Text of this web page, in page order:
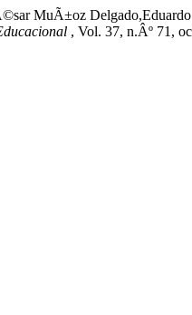
MuÃ±oz
, Vol. 37, n.Âº 71,